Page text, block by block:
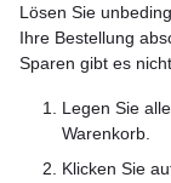
Lösen Sie
Ihre Bestellung
Sparen gibt es
Legen Sie
Warenkorb.
Klicken Sie